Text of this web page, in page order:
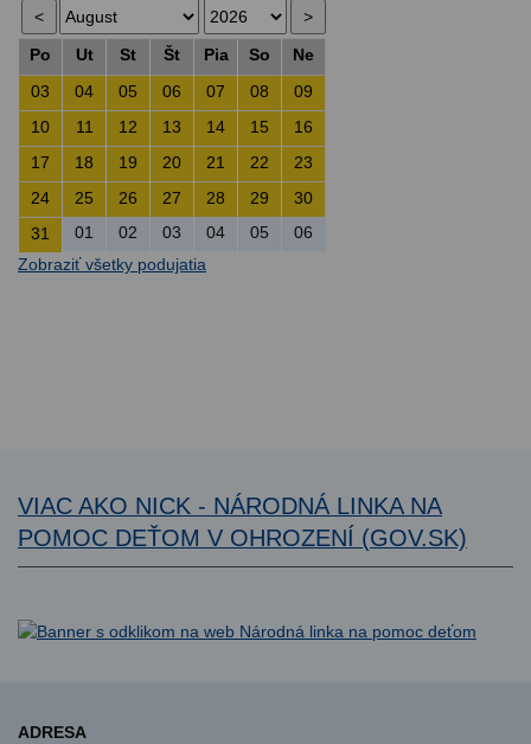
Po Ut St Št Pia So
Ne
03
04 05 06 07 08
09
10
11 12 13 14 15
16
17
18 19 20 21 22
23
24
25 26 27 28 29
30
31
01 02 03 04 05
06
Zobraziť všetky podujatia
VIAC AKO NICK - NÁRODNÁ LINKA NA
POMOC DEŤOM V OHROZENÍ (GOV.SK)
ADRESA